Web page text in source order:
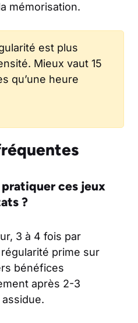
mémorisation.
est plus
Mieux vaut 15
qu’une heure
ces jeux
?
3 à 4 fois par
prime sur
bénéfices
après 2-3